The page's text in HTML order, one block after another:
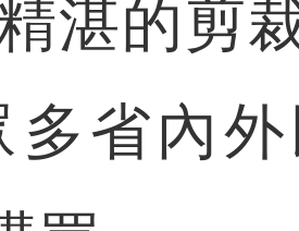
湛的剪
省內